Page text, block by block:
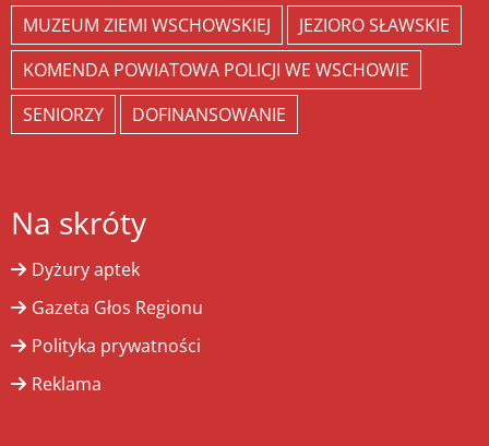
MUZEUM ZIEMI WSCHOWSKIEJ
JEZIORO SŁAWSKIE
KOMENDA POWIATOWA POLICJI WE WSCHOWIE
SENIORZY
DOFINANSOWANIE
Na skróty
Dyżury aptek
Gazeta Głos Regionu
Polityka prywatności
Reklama